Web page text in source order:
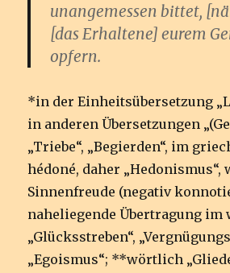
unangemessen bittet,
[das Erhaltene] eurem
opfern.
*in der Einheitsübersetzung
in anderen Übersetzungen
„Triebe“, „Begierden“, im
hédoné, daher „Hedonismus“,
Sinnenfreude (negativ
naheliegende Übertragung im
„Glücksstreben“,
„Egoismus“; **wörtlich